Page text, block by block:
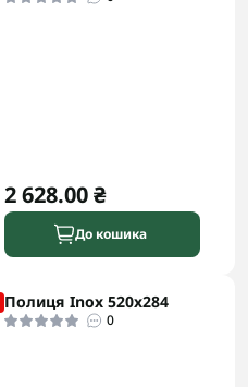
2 628.00 ₴
До кошика
Полиця Inox 520x284
0